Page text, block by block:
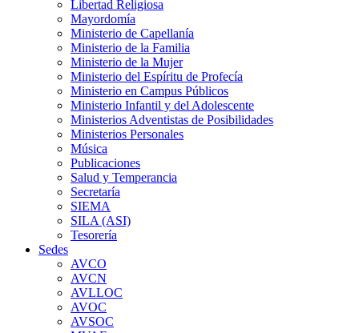
Libertad Religiosa
Mayordomía
Ministerio de Capellanía
Ministerio de la Familia
Ministerio de la Mujer
Ministerio del Espíritu de Profecía
Ministerio en Campus Públicos
Ministerio Infantil y del Adolescente
Ministerios Adventistas de Posibilidades
Ministerios Personales
Música
Publicaciones
Salud y Temperancia
Secretaría
SIEMA
SILA (ASI)
Tesorería
Sedes
AVCO
AVCN
AVLLOC
AVOC
AVSOC